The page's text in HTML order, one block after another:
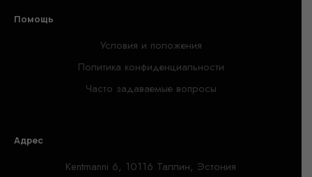
Помощь
Условия и положения
Политика конфиденциальности
Часто задаваемые вопросы
Адрес
Kentmanni 6, 10116 Таллин, Эстония